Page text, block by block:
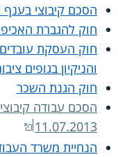
הסכם קיבוצי בענף
חוק להגברת
חוק העסקת
והניקיון בגופים
חוק הגנת השכר
הסכם עבודה
11.07.2013
הנחיית משרד העבודה מיום